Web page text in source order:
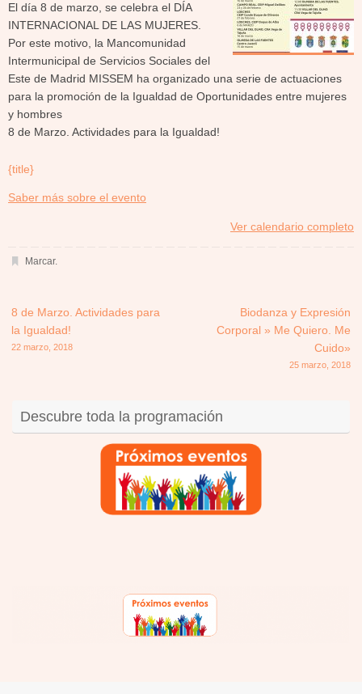
El día 8 de marzo, se celebra el DÍA
INTERNACIONAL DE LAS MUJERES.
Por este motivo, la Mancomunidad
Intermunicipal de Servicios Sociales del
Este de Madrid MISSEM ha organizado una serie de actuaciones
para la promoción de la Igualdad de Oportunidades entre mujeres
y hombres
8 de Marzo. Actividades para la Igualdad!
{title}
Saber más sobre el eventoabout
Ver calendario completo
Marcar.
8 de Marzo. Actividades para
la Igualdad!
22 marzo, 2018
Biodanza y Expresión
Corporal » Me Quiero. Me
Cuido»
25 marzo, 2018
Descubre toda la programación